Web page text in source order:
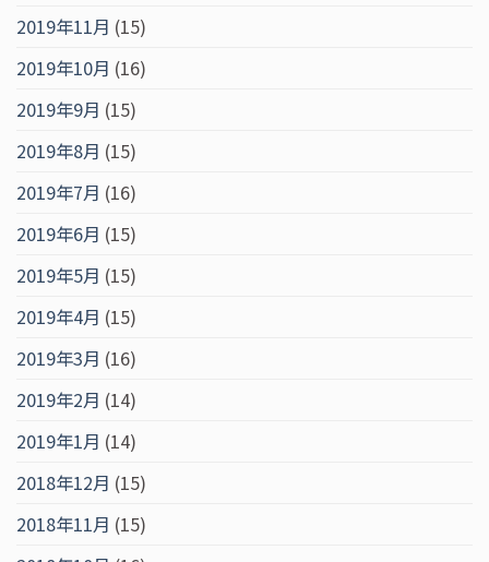
2019年11月 (15)
2019年10月 (16)
2019年9月 (15)
2019年8月 (15)
2019年7月 (16)
2019年6月 (15)
2019年5月 (15)
2019年4月 (15)
2019年3月 (16)
2019年2月 (14)
2019年1月 (14)
2018年12月 (15)
2018年11月 (15)